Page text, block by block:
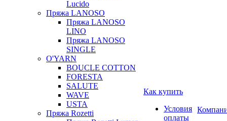
Lucido
Пряжа LANOSO
Пряжа LANOSO
LINO
Пряжа LANOSO
SINGLE
O'YARN
BOUCLE COTTON
FORESTA
SALUTE
WAVE
USTA
Пряжа Rozetti
Как купить
Условия
оплаты